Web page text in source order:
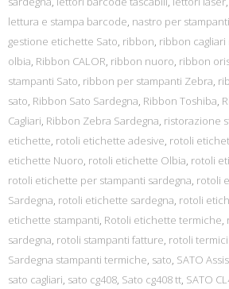
lettura e stampa barcode, nastro per
gestione etichette Sato, ribbon, ribbon
olbia, Ribbon CALOR, ribbon nuoro, ribbon
stampanti Sato, ribbon per stampanti Zebra,
sato, Ribbon Sato Sardegna, Ribbon Toshiba,
Cagliari, Ribbon Zebra Sardegna, ristorazione
etichette, rotoli etichette adesive, rotoli
etichette Nuoro, rotoli etichette Olbia, rotoli
rotoli etichette per stampanti sardegna, rotoli
Sardegna, rotoli etichette sardegna, rotoli
etichette stampanti, Rotoli etichette termiche,
sardegna, rotoli stampanti fatture, rotoli
Sardegna stampanti termiche, sato, SATO
sato cagliari, sato cg408, Sato cg408 tt, SATO